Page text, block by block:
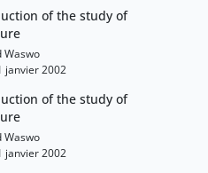
of the study of
Waswo
janvier 2002
of the study of
Waswo
janvier 2002